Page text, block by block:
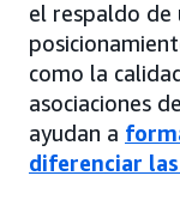
el respaldo de
como la
asociaciones
ayudan a
diferenciar